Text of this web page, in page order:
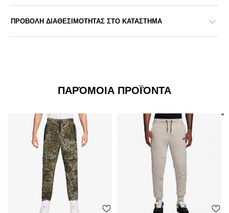
ΠΡΟΒΟΛΗ ΔΙΑΘΕΣΙΜΟΤΗΤΑΣ ΣΤΟ ΚΑΤΑΣΤΗΜΑ
ΠΑΡΌΜΟΙΑ ΠΡΟΪΌΝΤΑ